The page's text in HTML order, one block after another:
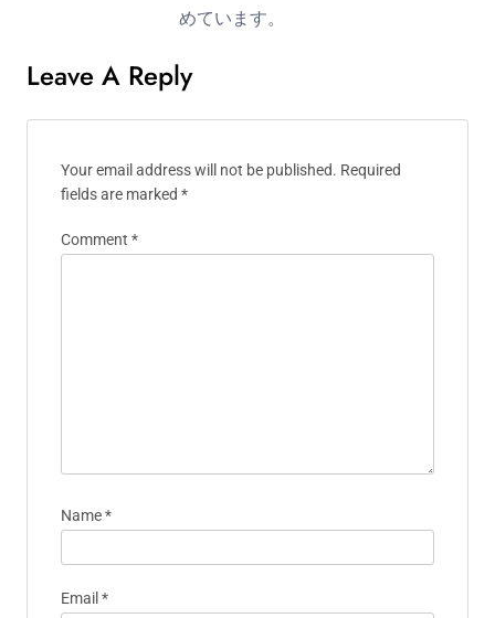
めています。
Leave A Reply
Your email address will not be published. Required
fields are marked *
Comment *
Name*
Email *